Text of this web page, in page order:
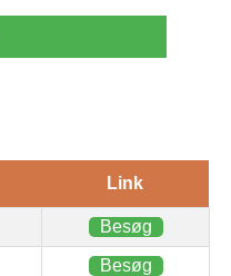
Link
Besøg
Besøg